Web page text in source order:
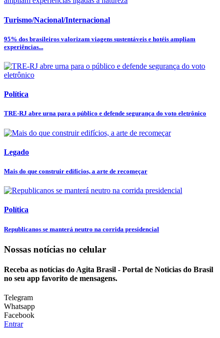
Turismo/Nacional/Internacional
95% dos brasileiros valorizam viagens sustentáveis e hotéis ampliam
experiências...
Política
TRE-RJ abre urna para o público e defende segurança do voto eletrônico
Legado
Mais do que construir edifícios, a arte de recomeçar
Política
Republicanos se manterá neutro na corrida presidencial
Nossas notícias no celular
Receba as notícias do Agita Brasil - Portal de Noticias do Brasil
no seu app favorito de mensagens.
Telegram
Whatsapp
Facebook
Entrar